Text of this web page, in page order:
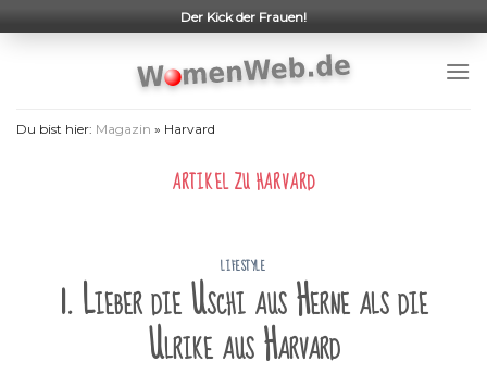
to
Der Kick der Frauen!
Du bist hier: Magazin » Harvard
ARTIKEL ZUHARVARD
LIFESTYLE
1. Lieber die Uschi aus Herne als die
Ulrike aus Harvard